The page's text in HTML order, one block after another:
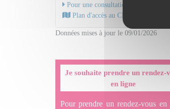
Pour une consultation
Plan d'accès au CHU
Données mises à jour le 09/01/2026
Je souhaite prendre un rendez-
en ligne
Pour prendre un rendez-vous en